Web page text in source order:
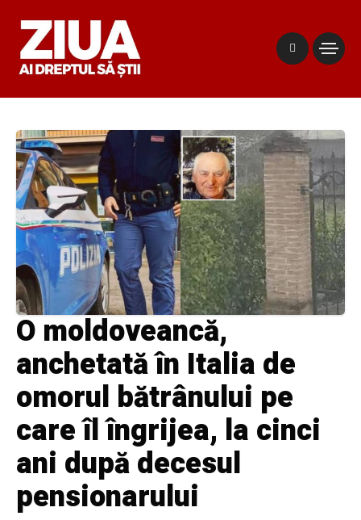
O moldoveancă,
anchetată în Italia de
omorul bătrânului pe
care îl îngrijea, la cinci
ani după decesul
pensionarului